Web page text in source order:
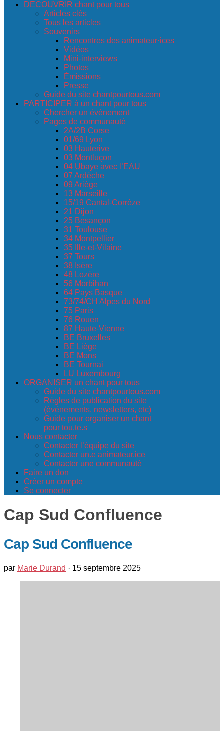
DECOUVRIR chant pour tous
Articles clés
Tous les articles
Souvenirs
Rencontres des animateur·ices
Vidéos
Mini-interviews
Photos
Émissions
Presse
Guide du site chantpourtous.com
PARTICIPER à un chant pour tous
Chercher un événement
Pages de communauté
2A/2B Corse
01/69 Lyon
03 Hauterive
03 Montluçon
04 Ubaye avec l’EAU
07 Ardèche
09 Ariège
13 Marseille
15/19 Cantal-Corrèze
21 Dijon
25 Besançon
31 Toulouse
34 Montpellier
35 Ille-et-Vilaine
37 Tours
38 Isère
48 Lozère
56 Morbihan
64 Pays Basque
73/74/CH Alpes du Nord
75 Paris
76 Rouen
87 Haute-Vienne
BE Bruxelles
BE Liège
BE Mons
BE Tournai
LU Luxembourg
ORGANISER un chant pour tous
Guide du site chantpourtous.com
Règles de publication du site
(événements, newsletters, etc)
Guide pour organiser un chant
pour tou.te.s
Nous contacter
Contacter l’équipe du site
Contacter un.e animateur.ice
Contacter une communauté
Faire un don
Créer un compte
Se connecter
Cap Sud Confluence
Cap Sud Confluence
par Marie Durand · 15 septembre 2025